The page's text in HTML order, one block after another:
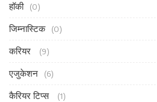
हॉकी (0)
जिम्नास्टिक (0)
करियर (9)
एजुकेशन (6)
कैरियर टिप्स (1)